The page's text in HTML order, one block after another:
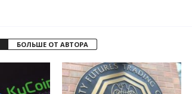
БОЛЬШЕ ОТ АВТОРА